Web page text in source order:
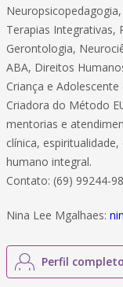
Terapias Integrativas,
Gerontologia,
ABA, Direitos
Criança e
Criadora do Método
mentorias e
clínica,
humano integral.
Contato: (69) 99244-
Nina Lee Mgalhaes:
Perfil completo